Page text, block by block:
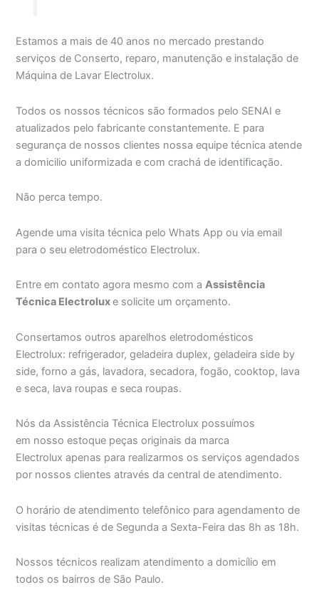
Estamos a mais de 40 anos no mercado prestando
serviços de Conserto, reparo, manutenção e instalação de
Máquina de Lavar Electrolux.
Todos os nossos técnicos são formados pelo SENAI e
atualizados pelo fabricante constantemente. E para
segurança de nossos clientes nossa equipe técnica atende
a domicilio uniformizada e com crachá de identificação.
Não perca tempo.
Agende uma visita técnica pelo Whats App ou via email
para o seu eletrodoméstico Electrolux.
Entre em contato agora mesmo com aAssistência
Técnica Electroluxe solicite um orçamento.
Consertamos outros aparelhos eletrodomésticos
Electrolux: refrigerador, geladeira duplex, geladeira side by
side, forno a gás, lavadora, secadora, fogão, cooktop, lava
e seca, lava roupas e seca roupas.
Nós da Assistência Técnica Electrolux possuímos
em nosso estoque peças originais da marca
Electrolux apenas para realizarmos os serviços agendados
por nossos clientes através da central de atendimento.
O horário de atendimento telefônico para agendamento de
visitas técnicas é de Segunda a Sexta-Feira das 8h as 18h.
Nossos técnicos realizam atendimento a domicílio em
todos os bairros de São Paulo.